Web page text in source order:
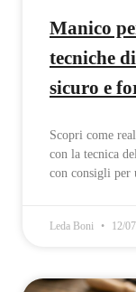
Manico
tecniche
sicuro e
Scopri come
con la tecnica
con consigli
Leda Boni 12/